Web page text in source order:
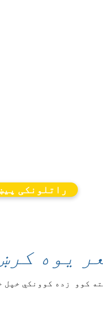
راتلونکی
یوه
کوو زده کوونکي خپل